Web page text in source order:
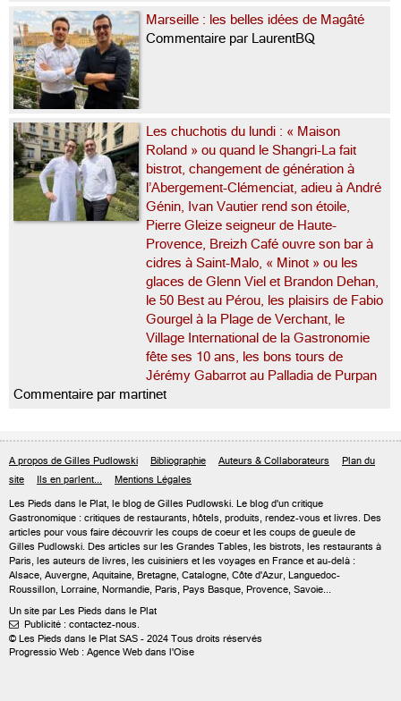
Marseille : les belles idées de Magâté
Commentaire par LaurentBQ
Les chuchotis du lundi : « Maison
Roland » ou quand le Shangri-La fait
bistrot, changement de génération à
l’Abergement-Clémenciat, adieu à André
Génin, Ivan Vautier rend son étoile,
Pierre Gleize seigneur de Haute-
Provence, Breizh Café ouvre son bar à
cidres à Saint-Malo, « Minot » ou les
glaces de Glenn Viel et Brandon Dehan,
le 50 Best au Pérou, les plaisirs de Fabio
Gourgel à la Plage de Verchant, le
Village International de la Gastronomie
fête ses 10 ans, les bons tours de
Jérémy Gabarrot au Palladia de Purpan
Commentaire par martinet
A propos de Gilles Pudlowski Bibliographie Auteurs & Collaborateurs
Plan du
site
Ils en parlent... Mentions Légales
Les Pieds dans le Plat, le blog de Gilles Pudlowski. Le blog d'un critique
Gastronomique : critiques de restaurants, hôtels, produits, rendez-vous et livres. Des
articles pour vous faire découvrir les coups de coeur et les coups de gueule de
Gilles Pudlowski. Des articles sur les Grandes Tables, les bistrots, les restaurants à
Paris, les auteurs de livres, les cuisiniers et les voyages en France et au-delà :
Alsace, Auvergne, Aquitaine, Bretagne, Catalogne, Côte d'Azur, Languedoc-
Roussillon, Lorraine, Normandie, Paris, Pays Basque, Provence, Savoie...
Un site par Les Pieds dans le Plat
 Publicité : contactez-nous.
© Les Pieds dans le Plat SAS - 2024 Tous droits réservés
Progressio Web : Agence Web dans l'Oise